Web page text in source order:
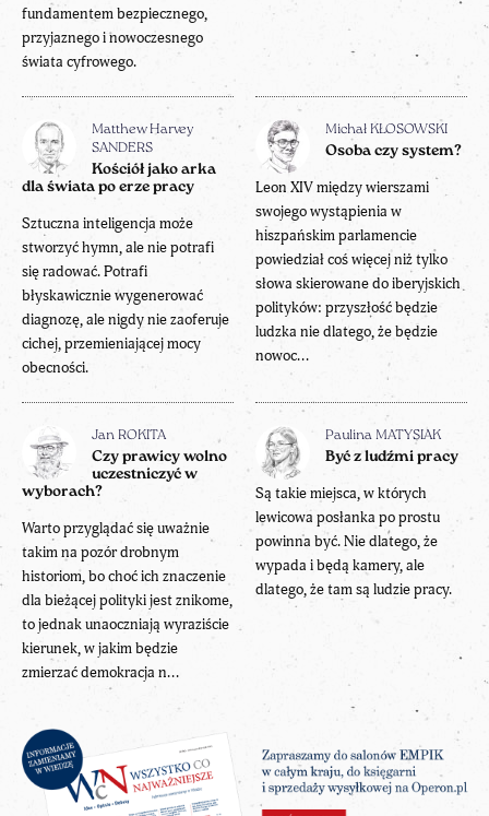
fundamentem bezpiecznego,
przyjaznego i nowoczesnego
świata cyfrowego.
Matthew Harvey
SANDERS
Kościół jako arka
dla świata po erze pracy
Sztuczna inteligencja może
stworzyć hymn, ale nie potrafi
się radować. Potrafi
błyskawicznie wygenerować
diagnozę, ale nigdy nie zaoferuje
cichej, przemieniającej mocy
obecności.
Michał KŁOSOWSKI
Osoba czy system?
Leon XIV między wierszami
swojego wystąpienia w
hiszpańskim parlamencie
powiedział coś więcej niż tylko
słowa skierowane do iberyjskich
polityków: przyszłość będzie
ludzka nie dlatego, że będzie
nowoc...
Jan ROKITA
Czy prawicy wolno
uczestniczyć w
wyborach?
Warto przyglądać się uważnie
takim na pozór drobnym
historiom, bo choć ich znaczenie
dla bieżącej polityki jest znikome,
to jednak unaoczniają wyraziście
kierunek, w jakim będzie
zmierzać demokracja n...
Paulina MATYSIAK
Być z ludźmi pracy
Są takie miejsca, w których
lewicowa posłanka po prostu
powinna być. Nie dlatego, że
wypada i będą kamery, ale
dlatego, że tam są ludzie pracy.